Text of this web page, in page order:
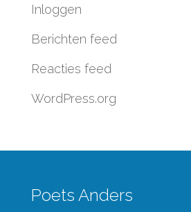
Inloggen
Berichten feed
Reacties feed
WordPress.org
Poets Anders